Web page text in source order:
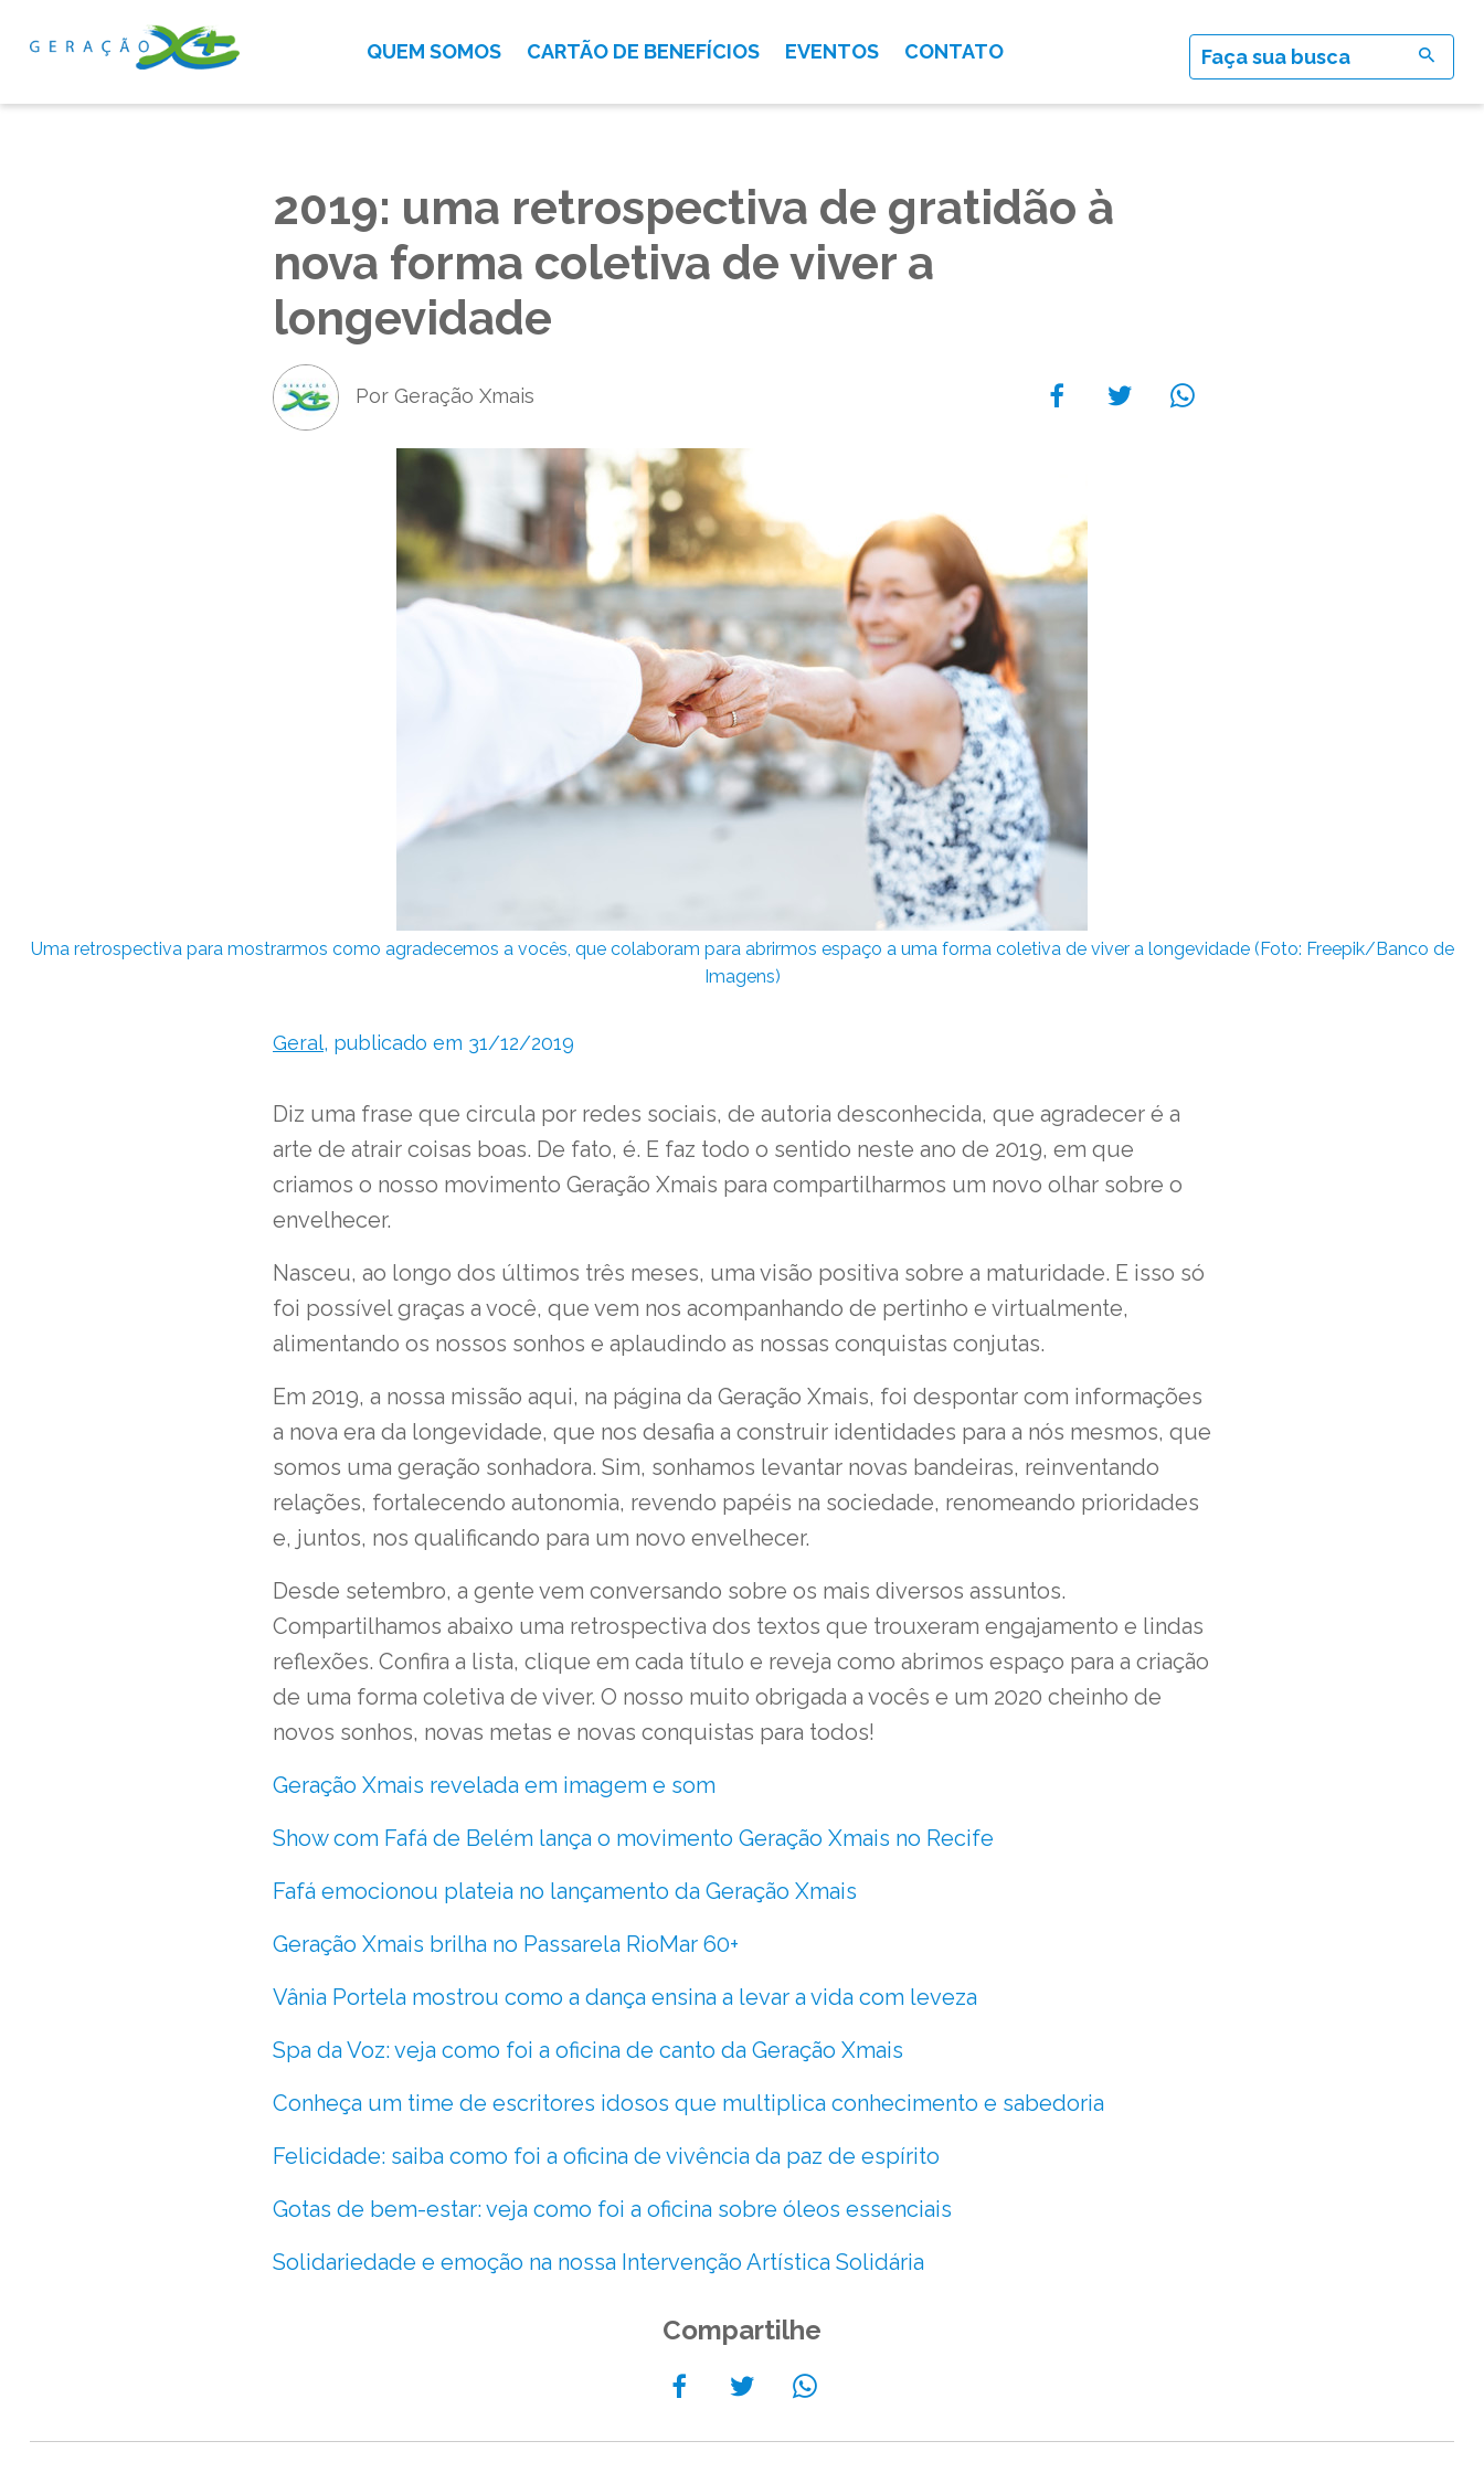
QUEM SOMOS CARTÃO DE BENEFÍCIOS EVENTOS CONTATO
2019: uma retrospectiva de gratidão à
nova forma coletiva de viver a
longevidade
Por Geração Xmais
Uma retrospectiva para mostrarmos como agradecemos a vocês, que colaboram para abrirmos espaço a uma forma coletiva de viver a longevidade (Foto: Freepik/Banco de
Imagens)
Geral, publicado em 31/12/2019
Diz uma frase que circula por redes sociais, de autoria desconhecida, que agradecer é a
arte de atrair coisas boas. De fato, é. E faz todo o sentido neste ano de 2019, em que
criamos o nosso movimento Geração Xmais para compartilharmos um novo olhar sobre o
envelhecer.
Nasceu, ao longo dos últimos três meses, uma visão positiva sobre a maturidade. E isso só
foi possível graças a você, que vem nos acompanhando de pertinho e virtualmente,
alimentando os nossos sonhos e aplaudindo as nossas conquistas conjutas.
Em 2019, a nossa missão aqui, na página da Geração Xmais, foi despontar com informações
a nova era da longevidade, que nos desafia a construir identidades para a nós mesmos, que
somos uma geração sonhadora. Sim, sonhamos levantar novas bandeiras, reinventando
relações, fortalecendo autonomia, revendo papéis na sociedade, renomeando prioridades
e, juntos, nos qualificando para um novo envelhecer.
Desde setembro, a gente vem conversando sobre os mais diversos assuntos.
Compartilhamos abaixo uma retrospectiva dos textos que trouxeram engajamento e lindas
reflexões. Confira a lista, clique em cada título e reveja como abrimos espaço para a criação
de uma forma coletiva de viver. O nosso muito obrigada a vocês e um 2020 cheinho de
novos sonhos, novas metas e novas conquistas para todos!
Geração Xmais revelada em imagem e som
Show com Fafá de Belém lança o movimento Geração Xmais no Recife
Fafá emocionou plateia no lançamento da Geração Xmais
Geração Xmais brilha no Passarela RioMar 60+
Vânia Portela mostrou como a dança ensina a levar a vida com leveza
Spa da Voz: veja como foi a oficina de canto da Geração Xmais
Conheça um time de escritores idosos que multiplica conhecimento e sabedoria
Felicidade: saiba como foi a oficina de vivência da paz de espírito
Gotas de bem-estar: veja como foi a oficina sobre óleos essenciais
Solidariedade e emoção na nossa Intervenção Artística Solidária
Compartilhe